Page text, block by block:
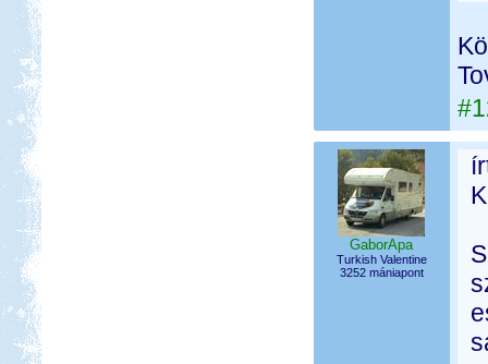
GaborApa
Turkish Valentine
3252 mániapont